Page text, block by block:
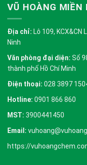
VŨ HOÀNG MIỀN
Địa chỉ: Lô 109, KCX&CN
Ninh
Văn phòng đại diện: Số
thành phố Hồ Chí Minh
Điện thoại: 028 3897
Hotline: 0901 866 860
MST: 3900441450
Email:
https://